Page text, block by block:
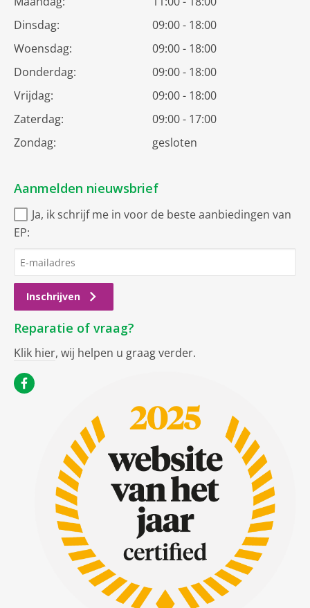
Dinsdag:
09:00 - 18:00
Woensdag:
09:00 - 18:00
Donderdag:
09:00 - 18:00
Vrijdag:
09:00 - 18:00
Zaterdag:
09:00 - 17:00
Zondag:
gesloten
Aanmelden nieuwsbrief
Ja, ik schrijf me in voor de beste aanbiedingen van
EP:
Inschrijven
Reparatie of vraag?
Klik hier, wij helpen u graag verder.